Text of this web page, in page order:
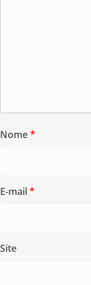
Nome*
E-mail*
Site